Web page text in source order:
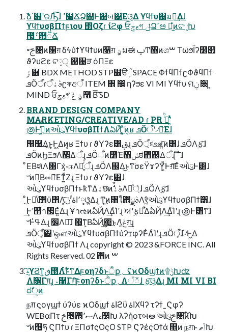
ࣾձ՝୊ʹରԠ͠ɺ ߴ෇ՃՁ஋Ͱ΋બ͹Εଓ͚Δ ϒϥϯυ΁ม༰͢Δɺ
ϒϥϯυσβΠϯϝιου ΢Οζɾ ίϩφ ਓޱݮগ ݪՁߴಅ ಇ͖ํͷଟ༷Խ
౗࢈݅਺૿Ճ
৽ࢢ৔ͷ૑ग़ δϟύϯϒϥϯυͷ૑ग़ ؾީมಈ ࢠͲ΋ͷශࠔ ΤωϧΪʔ໰୊
ϑʔυϩε ଟ༷ੑ ஍ํ૑ੜ όΠΞε
ܦӦऀɾࣄۀऀʗফඅऀ ITEM ঎ ඼ ηʔϧε VI MI ϒϥϯυ ମݧ ૝ ͍
MIND ਓޱݮগ ؾީ ݟͨ໨ Β͠͞ SD
BRAND DESIGN COMPANY
MARKETING/CREATIVE/AD ɾ PR ࢲͨͪʹ͍ͭͯ
಄Ͱߟ͚͑ͨͩͷઓུϒϥϯυσβΠϯΛఏҊ͠ ͍͍ͯͷ͔ʁ ܦӦऀʹ৴པ͞Εɺ
൐૸͢Δ͜ͱ͕Ͱ͖Δͷ͔ʁ Ξϯυ ɾ ϑΥʔε͸ࢥ͏ɻ ܦӦऀ͕૬ஊ͍ͨ͠ͷ͸ɺ ܦӦΛ࣮ફ͠ɺ
ܦӦͷϦΞϧΛ஌Δऀɻ ܦӦऀͷ೰Έ΋ݽಠ΋஌Δऀɻ ͦ͠ ͯɺ
ͦΕΒશͯΛ৐Γӽ͑֊ஈΛొ͍ͬͯ͘ऀɻ ܦӦΛ஌Δ͜ͱͳ͘σεΫϫʔΫ͚ͩͰग़͞ΕͨઓུͰ͸ɺ
৺ͷఈ͔Βೲಘ͞Εͳ͍ͩΖ͏ɻ Ξϯυ ɾ ϑΥʔε͸ɺ
ઓུϒϥϯυσβΠϯͱҟͳΔۀछͷࣗࣾࣄۀΛ্ཱͪ͛ɺ ܦӦΛ࣮ફ͠ɺ
ͦ͜Ͱಘͨϊ΢ϋ΢Λ͓٬༷اۀʹؐݩ͠ଓ͚͍ͯΔɻ Ͳ͔͜ͷ৘ใ΍ࣄྫΛर͖ͬͯͨઓུϒϥϯυσβΠϯ͸ɺ
͢Ͱʹ൒า஗Ε͍ͯΔɻ ҰาઌͷఏҊΛ͢ΔͨΊʹɻ ਅʹ࣮ફྗ͋ΔఏҊΛ͢ΔͨΊʹɻ ಄Ͱ͸ͳ͘ɺ
৺Ͱߟ͑Δɻ ׼Λྲྀ͠ɺ ΋͕͖ͳ͕ΒఏҊ͢΂͖͜ͱΛݟ͚ͭग़͢ɻ
ܦӦऀ͕ͦ͹ʹஔ͘ઓུϒϥϯυσβΠϯύʔτφʔͰ͋ΔͨΊʹɻ ܦӦऀ͕ɺ֬৴Ͱ͖Δ
ઓུϒϥϯυσβΠϯ Λɻ copyright © 2023 &FORCE INC. All
Rights Reserved. 02 ΋ͷ ࠔ
˔ܾͯ͠ϒϨͳ͍ڧ౓Λ࣋ͬͨ࣠ͱͳΔϝοηʔδͱੈք؍ ʢϰΟδϣϯͷ۩ݱԽʣ
Λ૑Γग़͢ɻ ˔૑Γग़ͨ͠ϝοηʔδͱੈք؍Λਁಁɺ ࣮ફ͠ଓ͚Δɻ MI MI VI BI
ಠࣗੑͷ
நग़ ϛογϣϯ ύʔύε ϰΟδϣϯ اۀϩΰ اۀΧϥʔ τʔϯˍϚφʔ
WEBαΠτ ࢢ৔΍ސ٬Λࡉ෼Խ λʔήοτબఆ ઓུࢢ৔ͷ໌֬Խ
৺ͷ੔ཧ ϚΠϯυ ɾ ΞΠσϯςΟςΟ STP ϚʔέςΟϯά ૝͍ͷ நग़ͱ ݴޠԽ